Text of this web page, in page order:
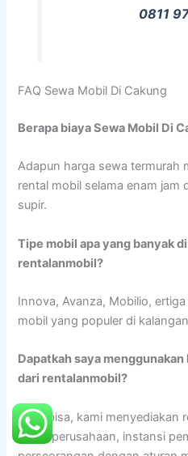
0811
FAQ Sewa Mobil Di Cakung
Berapa biaya Sewa Mobil Di
Adapun harga sewa termurah
rental mobil selama enam jam
supir.
Tipe mobil apa yang banyak
rentalanmobil?
Innova, Avanza, Mobilio,
mobil yang populer di
Dapatkah saya
dari rentalanmobil?
Pasti bisa, kami menyediakan
untuk perusahaan, instansi